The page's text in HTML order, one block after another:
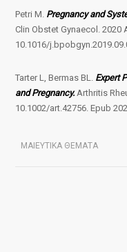
Petri M. Pregnancy and
Clin Obstet Gynaecol. 2020
10.1016/
Tarter L, Bermas BL. Expert
and Pregnancy.Arthritis
10.1002/art.42756. Epub
ΜΑΙΕΥΤΙΚΑ ΘΕΜΑΤΑ